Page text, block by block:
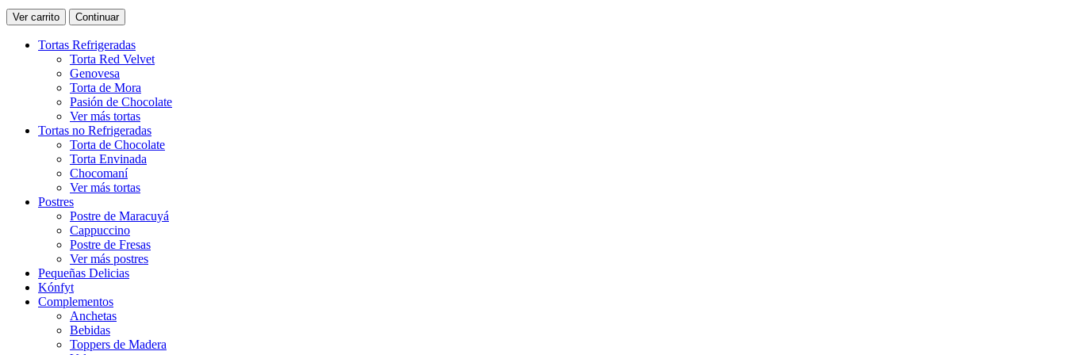
Ver carrito Continuar
Tortas Refrigeradas
Torta Red Velvet
Genovesa
Torta de Mora
Pasión de Chocolate
Ver más tortas
Tortas no Refrigeradas
Torta de Chocolate
Torta Envinada
Chocomaní
Ver más tortas
Postres
Postre de Maracuyá
Cappuccino
Postre de Fresas
Ver más postres
Pequeñas Delicias
Kónfyt
Complementos
Anchetas
Bebidas
Toppers de Madera